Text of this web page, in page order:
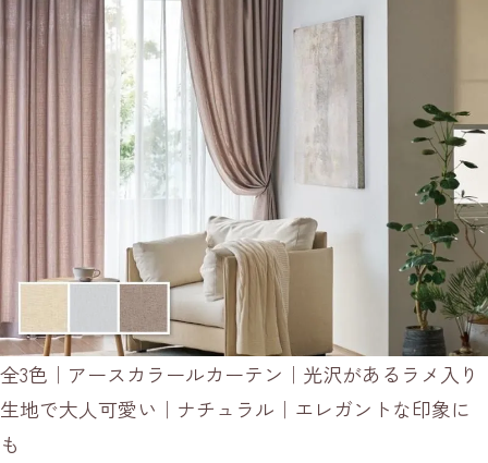
全3色｜アースカラールカーテン｜光沢があるラメ入り
生地で大人可愛い｜ナチュラル｜エレガントな印象に
も